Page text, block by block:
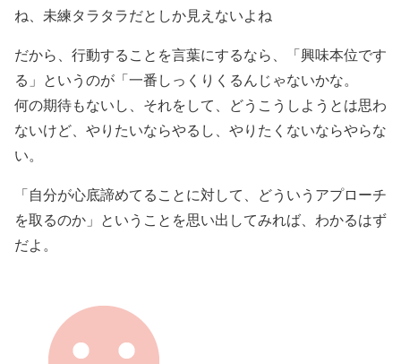
ね、未練タラタラだとしか見えないよね
だから、行動することを言葉にするなら、「興味本位です
る」というのが「一番しっくりくるんじゃないかな。
何の期待もないし、それをして、どうこうしようとは思わ
ないけど、やりたいならやるし、やりたくないならやらな
い。
「自分が心底諦めてることに対して、どういうアプローチ
を取るのか」ということを思い出してみれば、わかるはず
だよ。